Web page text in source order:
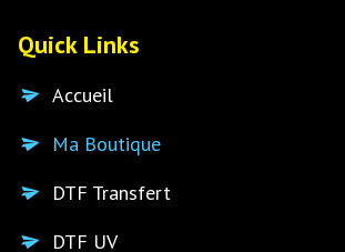
Quick Links
Accueil
Ma Boutique
DTF Transfert
DTF UV